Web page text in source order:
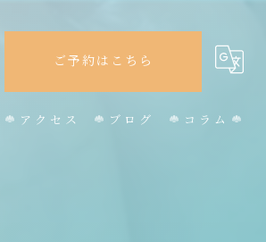
ご予約はこちら
アクセス ブログ コラム